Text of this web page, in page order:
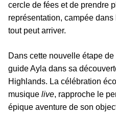
cercle de fées et de prendre
représentation, campée
tout peut arriver.
Dans cette nouvelle étape
guide Ayla dans sa
Highlands. La célébration
musique live, rapproche le
épique aventure de son